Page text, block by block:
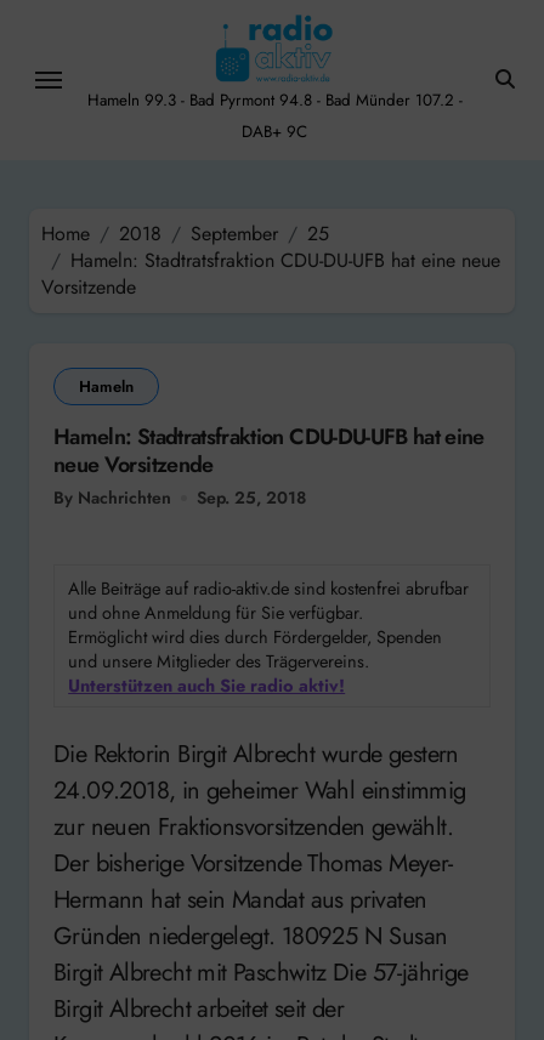
content
Hameln 99.3 - Bad Pyrmont 94.8 - Bad Münder 107.2 -
DAB+ 9C
Home 2018 September
25
Hameln: Stadtratsfraktion CDU-DU-UFB hat eine neue
Vorsitzende
Hameln
Hameln: Stadtratsfraktion CDU-DU-UFB hat eine
neue Vorsitzende
By Nachrichten Sep. 25, 2018
Alle Beiträge auf radio-aktiv.de sind kostenfrei abrufbar
und ohne Anmeldung für Sie verfügbar.
Ermöglicht wird dies durch Fördergelder, Spenden
und unsere Mitglieder des Trägervereins.
Unterstützen auch Sie radio aktiv!
Die Rektorin Birgit Albrecht wurde gestern
24.09.2018, in geheimer Wahl einstimmig
zur neuen Fraktionsvorsitzenden gewählt.
Der bisherige Vorsitzende Thomas Meyer-
Hermann hat sein Mandat aus privaten
Gründen niedergelegt. 180925 N Susan
Birgit Albrecht mit Paschwitz Die 57-jährige
Birgit Albrecht arbeitet seit der